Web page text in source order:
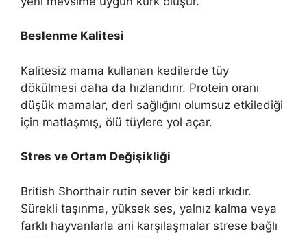
Beslenme Kalitesi
Kalitesiz mama kullanan kedilerde tüy
dökülmesi daha da hızlandırır. Protein oranı
düşük mamalar, deri sağlığını olumsuz etkilediği
için matlaşmış, ölü tüylere yol açar.
Stres ve Ortam Değişikliği
British Shorthair rutin sever bir kedi ırkıdır.
Sürekli taşınma, yüksek ses, yalnız kalma veya
farklı hayvanlarla ani karşılaşmalar strese bağlı